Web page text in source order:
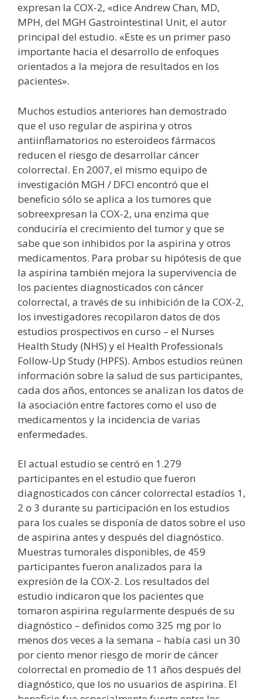
expresan la COX-2, «dice Andrew Chan, MD,
MPH, del MGH Gastrointestinal Unit, el autor
principal del estudio. «Este es un primer paso
importante hacia el desarrollo de enfoques
orientados a la mejora de resultados en los
pacientes».
Muchos estudios anteriores han demostrado
que el uso regular de aspirina y otros
antiinflamatorios no esteroideos fármacos
reducen el riesgo de desarrollar cáncer
colorrectal. En 2007, el mismo equipo de
investigación MGH / DFCI encontró que el
beneficio sólo se aplica a los tumores que
sobreexpresan la COX-2, una enzima que
conduciría el crecimiento del tumor y que se
sabe que son inhibidos por la aspirina y otros
medicamentos. Para probar su hipótesis de que
la aspirina también mejora la supervivencia de
los pacientes diagnosticados con cáncer
colorrectal, a través de su inhibición de la COX-2,
los investigadores recopilaron datos de dos
estudios prospectivos en curso – el Nurses
Health Study (NHS) y el Health Professionals
Follow-Up Study (HPFS). Ambos estudios reúnen
información sobre la salud de sus participantes,
cada dos años, entonces se analizan los datos de
la asociación entre factores como el uso de
medicamentos y la incidencia de varias
enfermedades.
El actual estudio se centró en 1.279
participantes en el estudio que fueron
diagnosticados con cáncer colorrectal estadíos 1,
2 o 3 durante su participación en los estudios
para los cuales se disponía de datos sobre el uso
de aspirina antes y después del diagnóstico.
Muestras tumorales disponibles, de 459
participantes fueron analizados para la
expresión de la COX-2. Los resultados del
estudio indicaron que los pacientes que
tomaron aspirina regularmente después de su
diagnóstico – definidos como 325 mg por lo
menos dos veces a la semana – había casi un 30
por ciento menor riesgo de morir de cáncer
colorrectal en promedio de 11 años después del
diagnóstico, que los no usuarios de aspirina. El